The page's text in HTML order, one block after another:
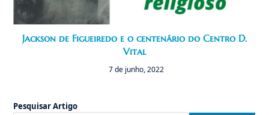
Jackson de Figueiredo e o centenário do Centro D.
Vital
7 de junho, 2022
Pesquisar Artigo